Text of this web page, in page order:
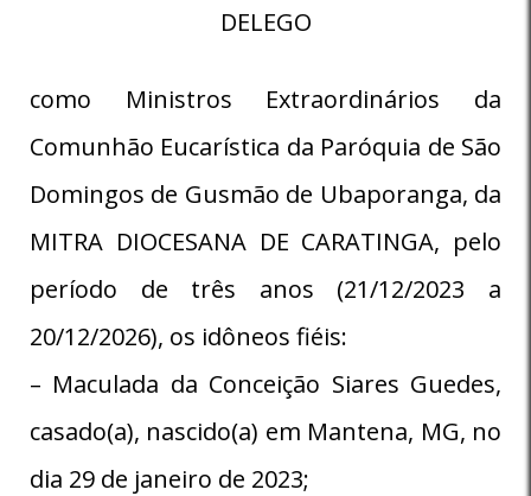
DELEGO
como Ministros Extraordinários da
Comunhão Eucarística da Paróquia de São
Domingos de Gusmão de Ubaporanga, da
MITRA DIOCESANA DE CARATINGA, pelo
período de três anos (21/12/2023 a
20/12/2026), os idôneos fiéis:
– Maculada da Conceição Siares Guedes,
casado(a), nascido(a) em Mantena, MG, no
dia 29 de janeiro de 2023;